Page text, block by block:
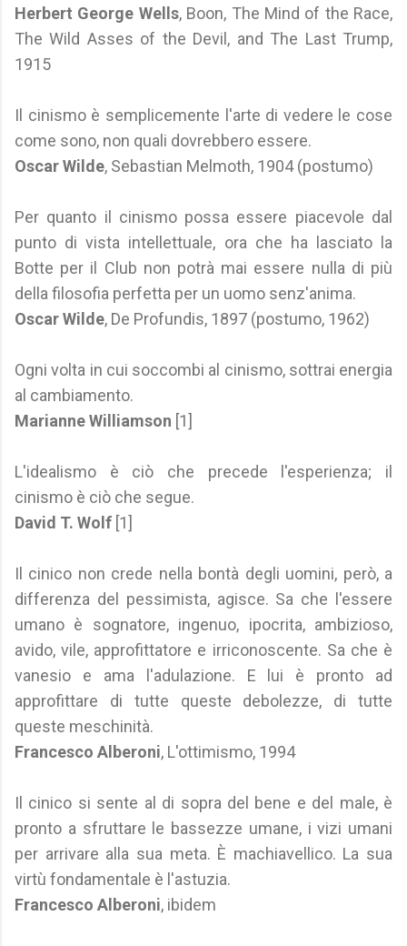
Herbert George Wells, Boon, The Mind of the Race,
The Wild Asses of the Devil, and The Last Trump,
1915
Il cinismo è semplicemente l'arte di vedere le cose
come sono, non quali dovrebbero essere.
Oscar Wilde, Sebastian Melmoth, 1904 (postumo)
Per quanto il cinismo possa essere piacevole dal
punto di vista intellettuale, ora che ha lasciato la
Botte per il Club non potrà mai essere nulla di più
della filosofia perfetta per un uomo senz'anima.
Oscar Wilde, De Profundis, 1897 (postumo, 1962)
Ogni volta in cui soccombi al cinismo, sottrai energia
al cambiamento.
Marianne Williamson [1]
L'idealismo è ciò che precede l'esperienza; il
cinismo è ciò che segue.
David T. Wolf [1]
Il cinico non crede nella bontà degli uomini, però, a
differenza del pessimista, agisce. Sa che l'essere
umano è sognatore, ingenuo, ipocrita, ambizioso,
avido, vile, approfittatore e irriconoscente. Sa che è
vanesio e ama l'adulazione. E lui è pronto ad
approfittare di tutte queste debolezze, di tutte
queste meschinità.
Francesco Alberoni, L'ottimismo, 1994
Il cinico si sente al di sopra del bene e del male, è
pronto a sfruttare le bassezze umane, i vizi umani
per arrivare alla sua meta. È machiavellico. La sua
virtù fondamentale è l'astuzia.
Francesco Alberoni, ibidem